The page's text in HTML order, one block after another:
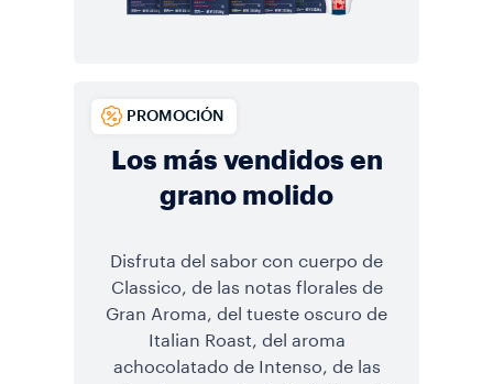
Los más vendidos en
grano molido
PROMOCIÓN
Disfruta del sabor con cuerpo de
Classico, de las notas florales de
Gran Aroma, del tueste oscuro de
Italian Roast, del aroma
achocolatado de Intenso, de las